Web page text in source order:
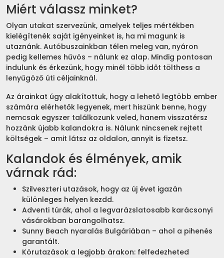
Miért válassz minket?
Olyan utakat szervezünk, amelyek teljes mértékben
kielégítenék saját igényeinket is, ha mi magunk is
utaznánk. Autóbuszainkban télen meleg van, nyáron
pedig kellemes hűvös – nálunk ez alap. Mindig pontosan
indulunk és érkezünk, hogy minél több időt tölthess a
lenyűgöző úti céljainknál.
Az árainkat úgy alakítottuk, hogy a lehető legtöbb ember
számára elérhetők legyenek, mert hiszünk benne, hogy
nemcsak egyszer találkozunk veled, hanem visszatérsz
hozzánk újabb kalandokra is. Nálunk nincsenek rejtett
költségek – amit látsz az oldalon, annyit is fizetsz.
Kalandok és élmények, amik
várnak rád:
Szilveszteri utazások, hogy az új évet igazán
különleges helyen kezdd.
Adventi túrák, ahol a legvarázslatosabb karácsonyi
vásárokban barangolhatsz.
Sunny Beach nyaralás Bulgáriában – ahol a pihenés
garantált.
Körutazások a legjobb árakon: felfedezheted